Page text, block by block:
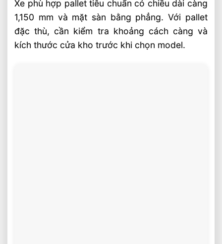
Xe phù hợp pallet tiêu chuẩn có chiều dài càng
1,150 mm và mặt sàn bằng phẳng. Với pallet
đặc thù, cần kiểm tra khoảng cách càng và
kích thước cửa kho trước khi chọn model.